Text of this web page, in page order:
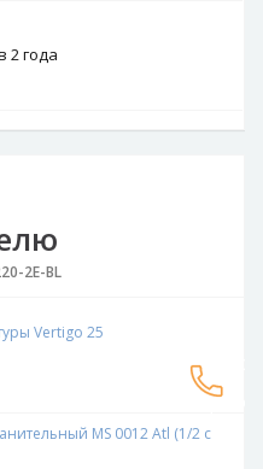
2 года
2E-BL
Vertigo 25
Связаться
с
экспертом
MS 0012 Atl (1/2 с